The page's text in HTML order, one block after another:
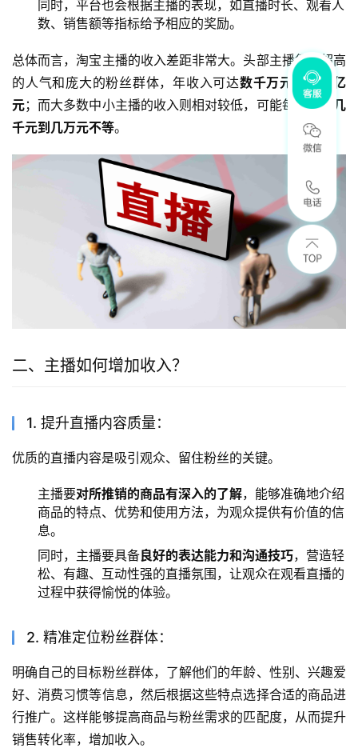
同时，平台也会根据主播的表现，如直播时长、观看人
数、销售额等指标给予相应的奖励。
总体而言，淘宝主播的收入差距非常大。头部主播凭借超高
的人气和庞大的粉丝群体，年收入可达数千万元甚至上亿
元；而大多数中小主播的收入则相对较低，可能每月只有 几
千元到几万元不等。
二、主播如何增加收入？
1. 提升直播内容质量：
优质的直播内容是吸引观众、留住粉丝的关键。
主播要对所推销的商品有深入的了解，能够准确地介绍
商品的特点、优势和使用方法，为观众提供有价值的信
息。
同时，主播要具备良好的表达能力和沟通技巧，营造轻
松、有趣、互动性强的直播氛围，让观众在观看直播的
过程中获得愉悦的体验。
2. 精准定位粉丝群体：
明确自己的目标粉丝群体，了解他们的年龄、性别、兴趣爱
好、消费习惯等信息，然后根据这些特点选择合适的商品进
行推广。这样能够提高商品与粉丝需求的匹配度，从而提升
销售转化率，增加收入。